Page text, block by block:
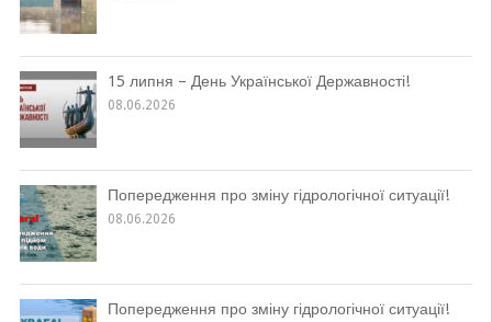
15 липня – День Української Державності!
08.06.2026
Попередження про зміну гідрологічної ситуації!
08.06.2026
Попередження про зміну гідрологічної ситуації!